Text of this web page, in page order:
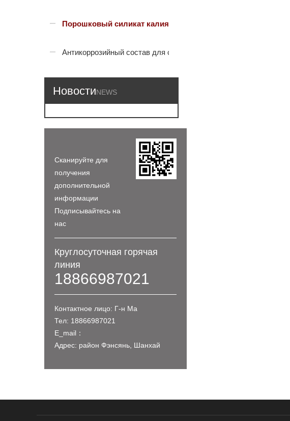
Порошковый силикат калия
Антикоррозийный состав для стали
НовостиNEWS
Сканируйте для
получения
дополнительной
информации
Подписывайтесь на
нас
Круглосуточная горячая
линия
18866987021
Контактное лицо: Г-н Ма
Тел: 18866987021
E_mail：
Адрес: район Фэнсянь, Шанхай